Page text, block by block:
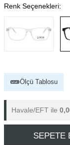
Renk Seçenekleri:
Ölçü Tablosu
Havale/EFT ile
SEPETE